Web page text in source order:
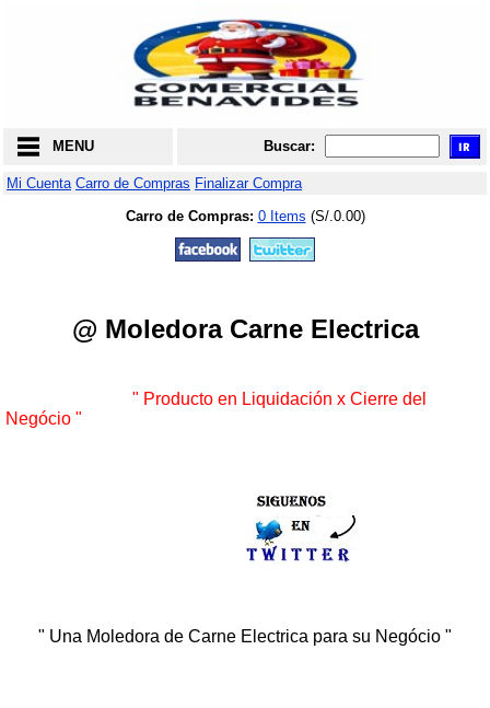
MENU Buscar:
Mi Cuenta Carro de Compras Finalizar Compra
Carro de Compras: 0 Items (S/.0.00)
@ Moledora Carne Electrica
" Producto en Liquidación x Cierre del
Negócio "
" Una Moledora de Carne Electrica para su Negócio "